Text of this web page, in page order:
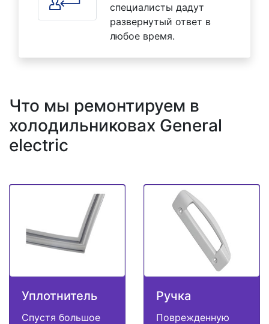
специалисты дадут
развернутый ответ в
любое время.
Что мы ремонтируем в
холодильниковах General
electric
Уплотнитель
Спустя большое
Ручка
Поврежденную